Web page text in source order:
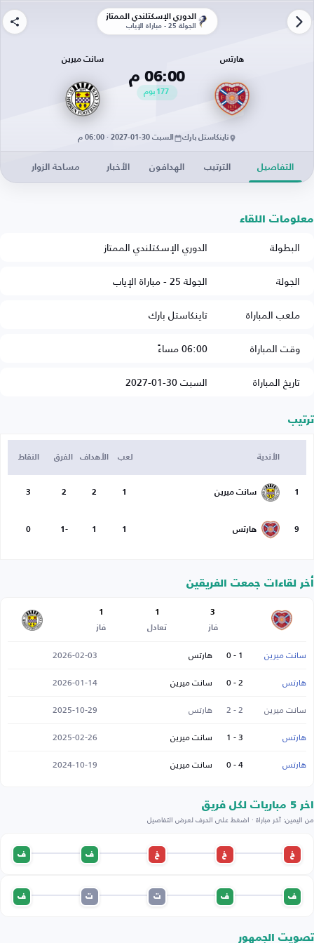
الدوري الإسكتلندي الممتاز
الجولة 25 - مباراة الإياب
هارتس
06:00 م
177 يوم
سانت ميرين
تاينكاستل بارك السبت 30-01-2027 · 06:00 م
التفاصيل الترتيب الهدافون الأخبار مساحة الزوار
معلومات اللقاء
البطولة
الدوري الإسكتلندي الممتاز
الجولة
الجولة 25 - مباراة الإياب
ملعب المباراة
تاينكاستل بارك
وقت المباراة
06:00 مساءً
تاريخ المباراة
السبت 30-01-2027
ترتيب
الأندية لعب الأهداف الفرق النقاط
1 سانت ميرين 1
2
2
3
9 هارتس 1
1
-1
0
أخر لقاءات جمعت الفريقين
3
فاز
1
تعادل
1
فاز
سانت ميرين 1 - 0 هارتس
2026-02-03
هارتس
2 - 0 سانت ميرين
2026-01-14
سانت ميرين
2 - 2 هارتس
2025-10-29
هارتس
3 - 1 سانت ميرين
2025-02-26
هارتس
4 - 0 سانت ميرين 2024-10-19
اخر 5 مباريات لكل فريق
من اليمين: آخر مباراة · اضغط على الحرف لعرض التفاصيل
خ خ خ ف ف
ف ف ت ت ف
تصويت الجمهور